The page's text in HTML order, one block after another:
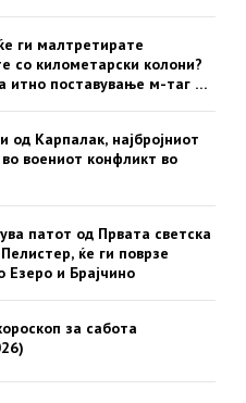
ги малтретирате
со километарски колони?
итно поставување м-таг на
од Карпалак, најбројниот
воениот конфликт во
патот од Првата светска
ќе ги поврзе
Езеро и Брајчино
за сабота